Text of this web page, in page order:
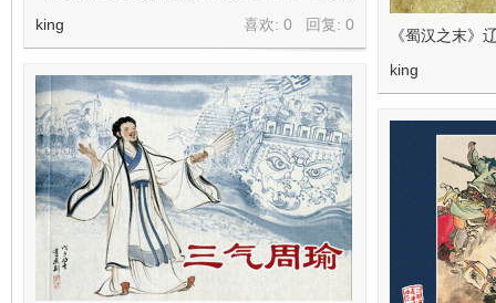
《蜀汉之末》
king
喜欢: 0 回复: 0
king